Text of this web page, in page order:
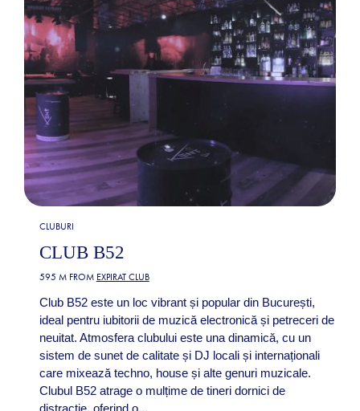
CLUBURI
CLUB B52
595 M FROM EXPIRAT CLUB
Club B52 este un loc vibrant și popular din București,
ideal pentru iubitorii de muzică electronică și petreceri de
neuitat. Atmosfera clubului este una dinamică, cu un
sistem de sunet de calitate și DJ locali și internaționali
care mixează techno, house și alte genuri muzicale.
Clubul B52 atrage o mulțime de tineri dornici de
distracție, oferind o...